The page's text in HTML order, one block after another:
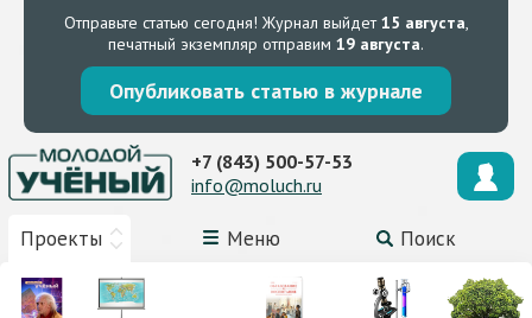
Отправьте статью сегодня! Журнал выйдет15 августа,
печатный экземпляр отправим 19 августа.
Опубликовать статью в журнале
Проекты Меню Поиск
+7 (843) 500-57-53
info@moluch.ru